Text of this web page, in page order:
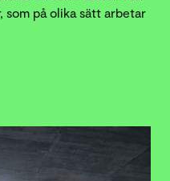
som på olika sätt arbetar